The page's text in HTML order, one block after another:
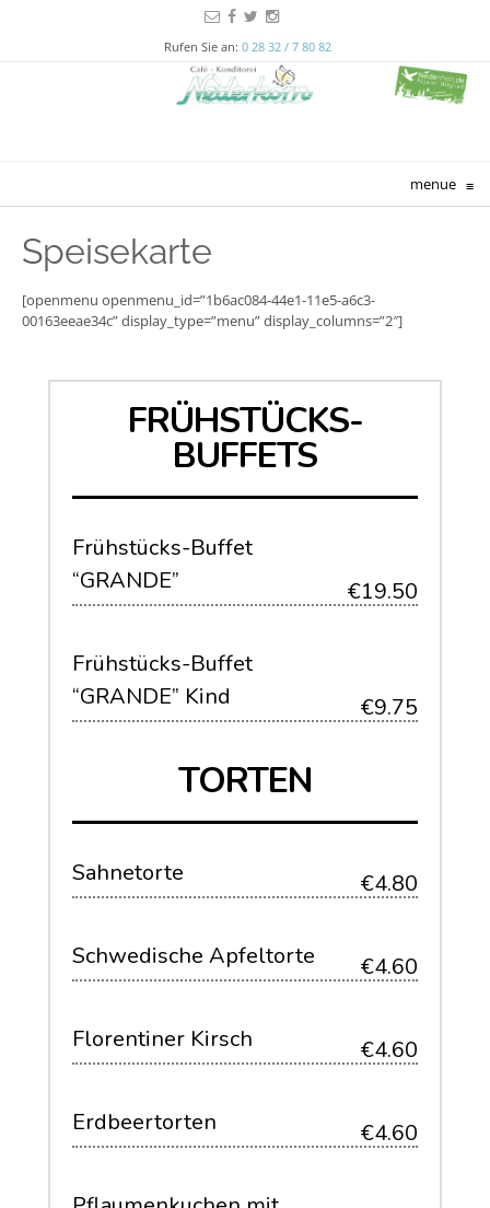
Rufen Sie an: 0 28 32 / 7 80 82
menue ≡
Speisekarte
[openmenu openmenu_id=”1b6ac084-44e1-11e5-a6c3-
00163eeae34c” display_type=”menu” display_columns=”2″]
FRÜHSTÜCKS-
BUFFETS
Frühstücks-Buffet
“GRANDE”
€19.50
Frühstücks-Buffet
“GRANDE” Kind
€9.75
TORTEN
Sahnetorte €4.80
Schwedische Apfeltorte €4.60
Florentiner Kirsch €4.60
Erdbeertorten €4.60